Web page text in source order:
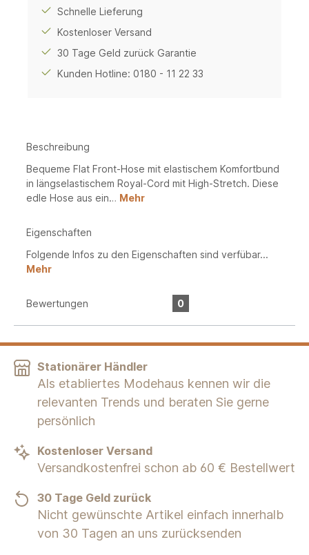
Schnelle Lieferung
Kostenloser Versand
30 Tage Geld zurück Garantie
Kunden Hotline: 0180 - 11 22 33
Beschreibung
Bequeme Flat Front-Hose mit elastischem Komfortbund
in längselastischem Royal-Cord mit High-Stretch. Diese
edle Hose aus ein… Mehr
Eigenschaften
Folgende Infos zu den Eigenschaften sind verfübar...
Mehr
Bewertungen 0
Stationärer Händler
Als etabliertes Modehaus kennen wir die
relevanten Trends und beraten Sie gerne
persönlich
Kostenloser Versand
Versandkostenfrei schon ab 60 € Bestellwert
30 Tage Geld zurück
Nicht gewünschte Artikel einfach innerhalb
von 30 Tagen an uns zurücksenden